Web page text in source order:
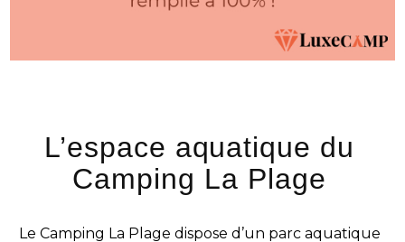
L’espace aquatique du
Camping La Plage
Le Camping La Plage dispose d’un parc aquatique